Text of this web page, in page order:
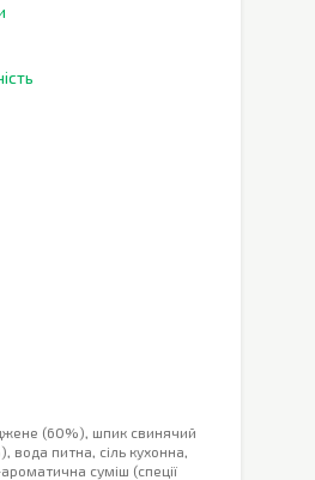
(60%), шпик свинячий
вода питна, сіль кухонна,
суміш (спеції